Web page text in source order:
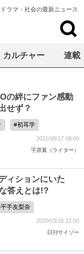
ラマ・社会の最新ニュース
の絆にファン感動
せず？
初耳学
2021/08/17 08:00
宇原翼（ライター）
ィションにいた
答えとは!?
平手友梨奈
2020/03/16 22:00
日刊サイゾー
カルチャー 連載